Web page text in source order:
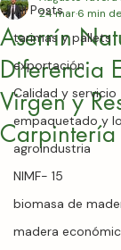
All Posts
tarimas y pallets
exportación
Calidad y servicio
empaquetado y
agroindustria
NIMF- 15
biomasa de
madera
Aserrín
Diferencia
Virgen y
Carpintería
24 mar6 min